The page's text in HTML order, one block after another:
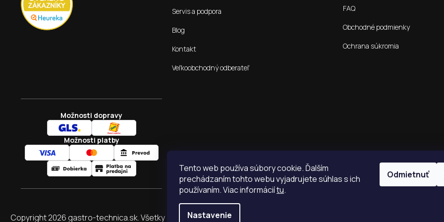
Tento web používa súbory cookie. Ďalším
prechádzaním tohto webu vyjadrujete súhlas s ich
používaním. Viac informáciítu.
Nastavenie
Odmietnuť
Servis a podpora
Blog
Kontakt
Veľkoobchodný odberateľ
FAQ
Obchodné podmienky
Ochrana súkromia
Možnosti dopravy
Možnosti platby
Copyright 2026 gastro-technica.sk. Všetky práva vyhradené.